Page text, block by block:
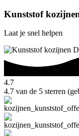
Kunststof
Laat je snel helpen
4.7
4.7 van de 5 sterren